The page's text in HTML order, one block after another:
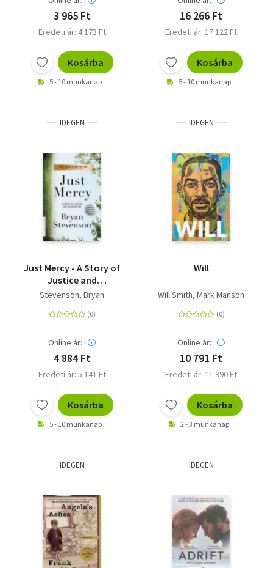
3 965 Ft
Eredeti ár: 4 173 Ft
Kosárba
5 - 10 munkanap
16 266 Ft
Eredeti ár: 17 122 Ft
Kosárba
5 - 10 munkanap
IDEGEN
Just Mercy - A Story of
Justice and
Redemption
Stevenson, Bryan
Online ár:
4 884 Ft
Eredeti ár: 5 141 Ft
Kosárba
5 - 10 munkanap
IDEGEN
Will
Will Smith Mark Manson
Online ár:
10 791 Ft
Eredeti ár: 11 990 Ft
Kosárba
2 - 3 munkanap
IDEGEN IDEGEN